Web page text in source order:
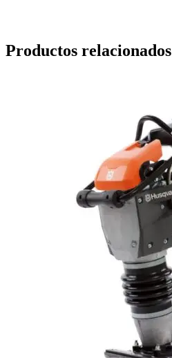
Productos relacionados